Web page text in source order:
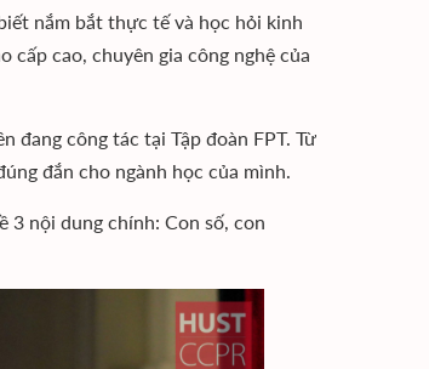
nắm bắt thực tế và học hỏi kinh
cấp cao, chuyên gia công nghệ của
đang công tác tại Tập đoàn FPT. Từ
đắn cho ngành học của mình.
3 nội dung chính: Con số, con